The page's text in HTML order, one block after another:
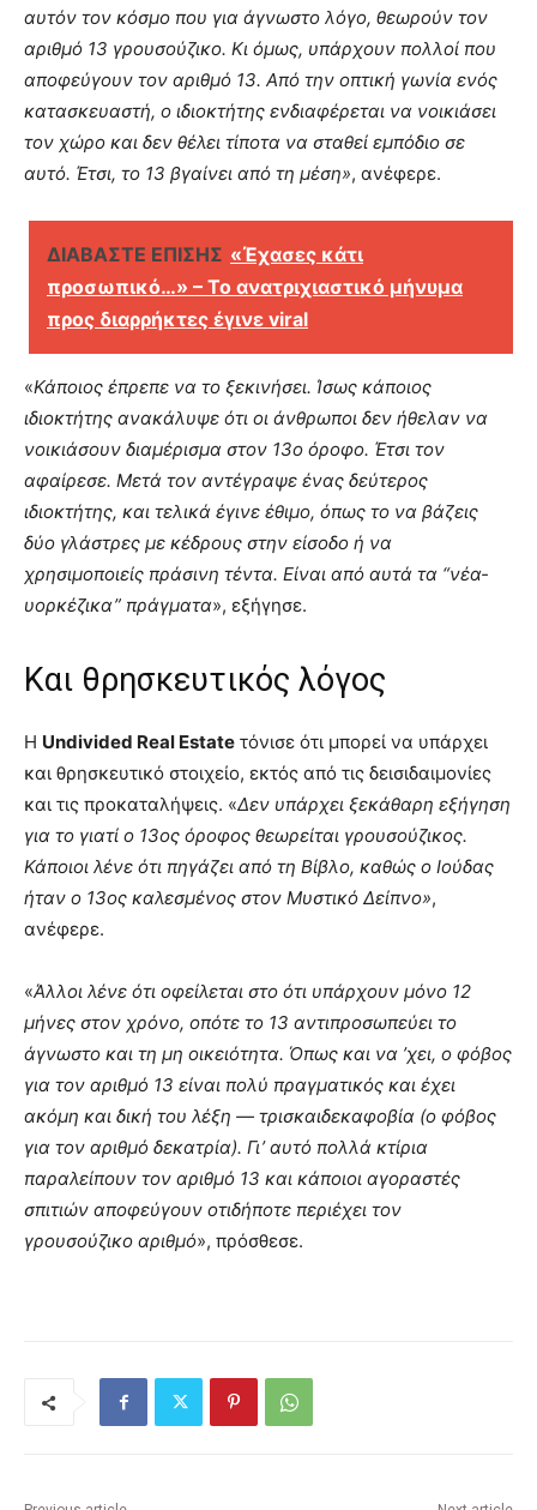
αυτόν τον κόσμο που για άγνωστο λόγο, θεωρούν τον
αριθμό 13 γρουσούζικο. Κι όμως, υπάρχουν πολλοί που
αποφεύγουν τον αριθμό 13. Από την οπτική γωνία ενός
κατασκευαστή, ο ιδιοκτήτης ενδιαφέρεται να νοικιάσει
τον χώρο και δεν θέλει τίποτα να σταθεί εμπόδιο σε
αυτό. Έτσι, το 13 βγαίνει από τη μέση», ανέφερε.
ΔΙΑΒΑΣΤΕ ΕΠΙΣΗΣ «Έχασες κάτι
προσωπικό…» – Το ανατριχιαστικό μήνυμα
προς διαρρήκτες έγινε viral
«Κάποιος έπρεπε να το ξεκινήσει. Ίσως κάποιος
ιδιοκτήτης ανακάλυψε ότι οι άνθρωποι δεν ήθελαν να
νοικιάσουν διαμέρισμα στον 13ο όροφο. Έτσι τον
αφαίρεσε. Μετά τον αντέγραψε ένας δεύτερος
ιδιοκτήτης, και τελικά έγινε έθιμο, όπως το να βάζεις
δύο γλάστρες με κέδρους στην είσοδο ή να
χρησιμοποιείς πράσινη τέντα. Είναι από αυτά τα “νέα-
υορκέζικα” πράγματα», εξήγησε.
Και θρησκευτικός λόγος
Η Undivided Real Estate τόνισε ότι μπορεί να υπάρχει
και θρησκευτικό στοιχείο, εκτός από τις δεισιδαιμονίες
και τις προκαταλήψεις. «Δεν υπάρχει ξεκάθαρη εξήγηση
για το γιατί ο 13ος όροφος θεωρείται γρουσούζικος.
Κάποιοι λένε ότι πηγάζει από τη Βίβλο, καθώς ο Ιούδας
ήταν ο 13ος καλεσμένος στον Μυστικό Δείπνο»,
ανέφερε.
«Άλλοι λένε ότι οφείλεται στο ότι υπάρχουν μόνο 12
μήνες στον χρόνο, οπότε το 13 αντιπροσωπεύει το
άγνωστο και τη μη οικειότητα. Όπως και να ’χει, ο φόβος
για τον αριθμό 13 είναι πολύ πραγματικός και έχει
ακόμη και δική του λέξη — τρισκαιδεκαφοβία (ο φόβος
για τον αριθμό δεκατρία). Γι’ αυτό πολλά κτίρια
παραλείπουν τον αριθμό 13 και κάποιοι αγοραστές
σπιτιών αποφεύγουν οτιδήποτε περιέχει τον
γρουσούζικο αριθμό», πρόσθεσε.